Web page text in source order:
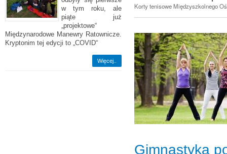
w tym roku, ale
piąte już
„projektowe“
Międzynarodowe Manewry Ratownicze.
Kryptonim tej edycji to „COVID“
Więcej..
Korty tenisowe Międzyszkolnego
Gimnastyka